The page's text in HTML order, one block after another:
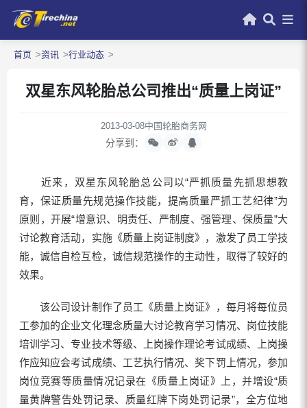
首页 资讯 行业动态
双星东风轮胎总公司推出“质量上岗证”
2013-03-08中国轮胎商务网
分享到：
近来，双星东风轮胎总公司以“严抓质量先抓思想教
育，保证质量先规范操作技能，提高质量严抓工艺纪律”为
原则，开展“增意识、明责任、严制度、强管理、保质量”大
讨论教育活动，实施《质量上岗证制度》，激发了员工学技
能，诚信自检互检，诚信规范操作的主动性，取得了较好的
效果。
该公司设计制作了员工《质量上岗证》，每月将每位员
工参加的企业文化理念质量大讨论教育学习情况、岗位技能
培训学习、专业技术等级、上岗操作理论考试成绩、上岗操
作应知应会考试成绩、工艺执行情况、奖下罚上情况，参加
岗位竞赛等质量情况记录在《质量上岗证》上，并增设“质
量黄牌警告处罚记录、质量红牌下岗处罚记录”，全方位地